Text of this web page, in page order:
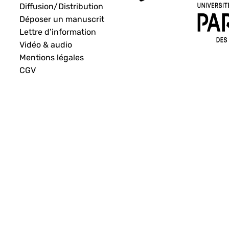
Diffusion/Distribution
Déposer un manuscrit
Lettre d’information
Vidéo & audio
Mentions légales
CGV